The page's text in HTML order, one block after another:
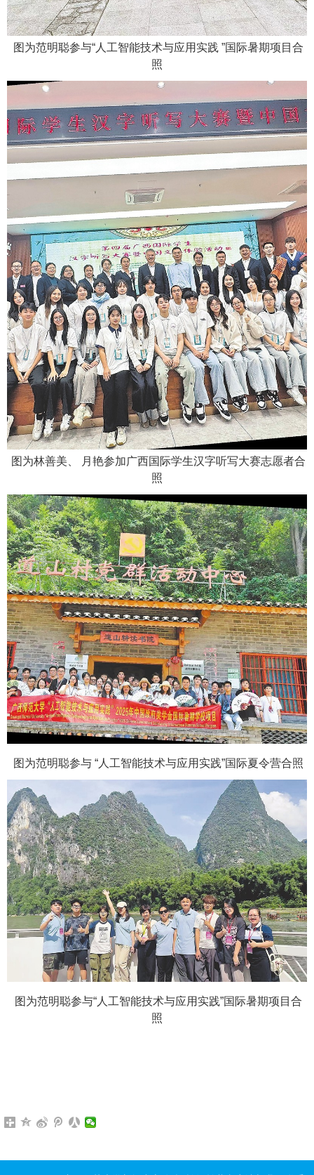
图为范明聪参与“人工智能技术与应用实践 ”国际暑期项目合
照
图为林善美、 月艳参加广西国际学生汉字听写大赛志愿者合
照
图为范明聪参与 “人工智能技术与应用实践”国际夏令营合照
图为范明聪参与“人工智能技术与应用实践”国际暑期项目合
照